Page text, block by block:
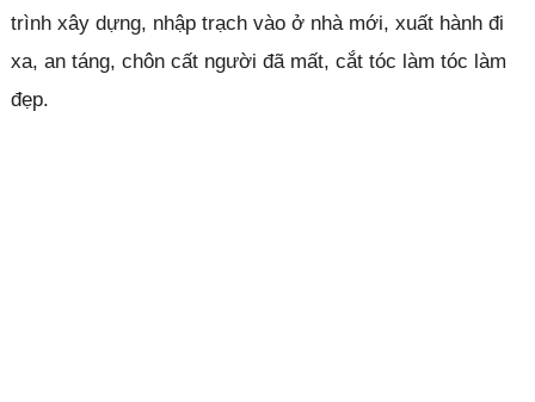
trình xây dựng, nhập trạch vào ở nhà mới, xuất hành đi
xa, an táng, chôn cất người đã mất, cắt tóc làm tóc làm
đẹp.